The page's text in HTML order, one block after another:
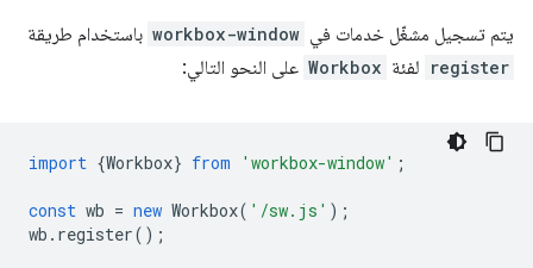
يتم تسجيل مشغّل خدمات في workbox-window باستخدام طريقة
register لفئة Workbox على النحو التالي:
import {Workbox} from 'workbox-window' ;
const wb = new Workbox( '/sw.js' );
wb . register();